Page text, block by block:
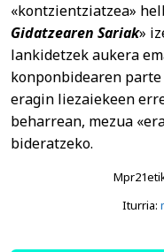
«kontzientziatzea»
Gidatzearen Sariak»
lankidetzek aukera
konponbidearen
eragin liezaiekeen
beharrean, mezua
bideratzeko.
Iturria: